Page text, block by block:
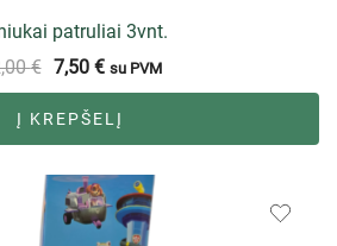
patruliai 3vnt.
€ 7,50 € su PVM
Į KREPŠELĮ